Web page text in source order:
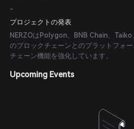
-
プロジェクトの発表
NERZOはPolygon、BNB Chain、
のブロックチェーンとのプラットフォ
チェーン機能を強化しています。
Upcoming Events